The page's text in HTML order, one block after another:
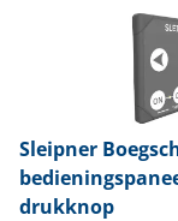
Sleipner
drukknop